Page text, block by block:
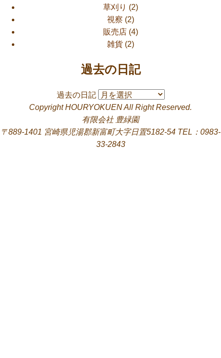
草刈り (2)
視察 (2)
販売店(4)
雑貨(2)
過去の日記
過去の日記
Copyright HOURYOKUEN All Right Reserved.
有限会社 豊緑園
〒889-1401 宮崎県児湯郡新富町大字日置5182-54 TEL：0983-
33-2843